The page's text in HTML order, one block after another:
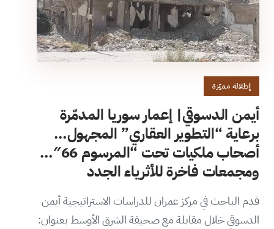
إطلالة مميّزة
أيمن الدسوقي| إعمار سوريا المدمّرة
برعاية “التطوير العقاري” المجهول…
أصحاب ملكيات تحت “المرسوم 66″…
ومجمعات فاخرة للأثرياء الجدد
قدم الباحث في مركز عمران للدراسات الاستراتيجية أيمن
الدسوقي خلال مقابلة مع صحيفة الشرق الأوسط بعنوان: